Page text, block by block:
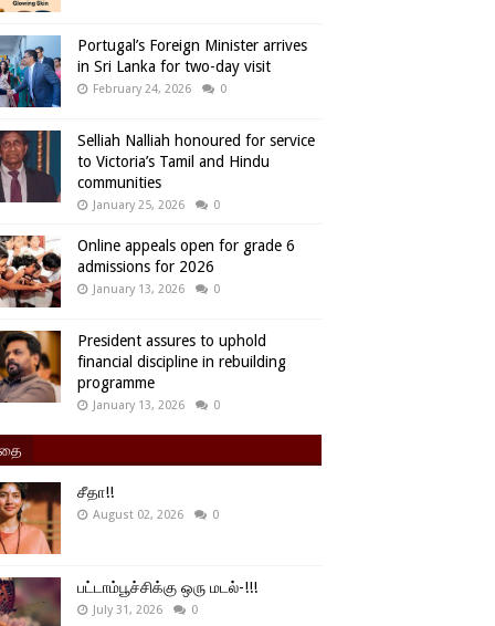
Portugal’s Foreign Minister arrives
in Sri Lanka for two-day visit
February 24, 2026 0
Selliah Nalliah honoured for service
to Victoria’s Tamil and Hindu
communities
January 25, 2026 0
Online appeals open for grade 6
admissions for 2026
January 13, 2026 0
President assures to uphold
financial discipline in rebuilding
programme
January 13, 2026 0
சீதா!!
August 02, 2026 0
பட்டாம்பூச்சிக்கு ஒரு மடல்-!!!
July 31, 2026 0